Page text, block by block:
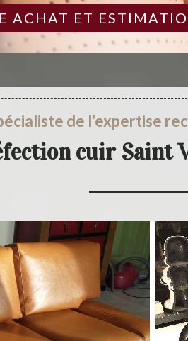
ACHAT ET
de l'expertise
cuir Saint